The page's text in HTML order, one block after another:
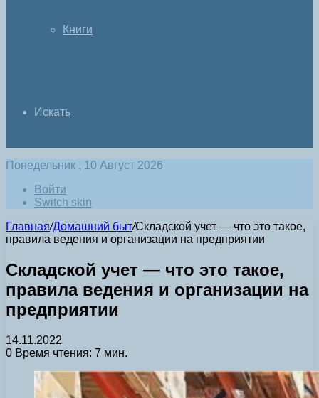
Книги
Искать
Понедельник , 10 Август 2026
Войти
Switch skin
Главная/Домашний быт/Складской учет — что это такое,
правила ведения и организации на предприятии
Складской учет — что это такое,
правила ведения и организации на
предприятии
14.11.2022
0 Время чтения: 7 мин.